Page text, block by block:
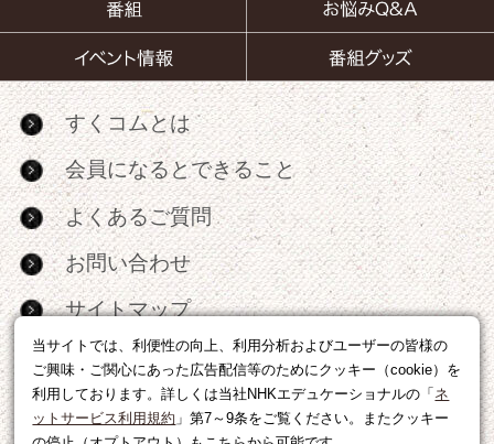
当サイトでは、利便性の向上、利用分析およびユーザーの皆様の
ご興味・ご関心にあった広告配信等のためにクッキー（cookie）を
利用しております。詳しくは当社NHKエデュケーショナルの「 ネ
ットサービス利用規約 」第7～9条をご覧ください。またクッキー
すくコムとは
会員になるとできること
よくあるご質問
お問い合わせ
サイトマップ
RSS
広告出稿・パートナーシップについて